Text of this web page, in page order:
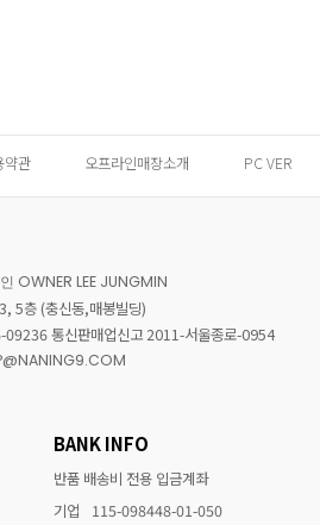
약관 오프라인매장소개 PC VER
OWNER LEE JUNGMIN
5층 (충신동,매봉빌딩)
통신판매업신고 2011-서울종로-0954
BANK INFO
반품 배송비 전용 입금계좌
기업
115-098448-01-050